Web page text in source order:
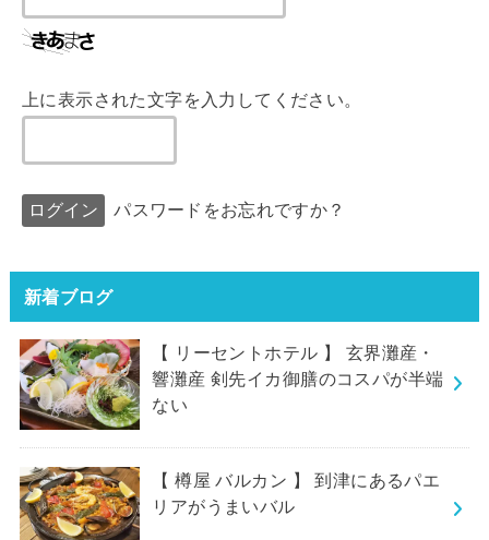
上に表示された文字を入力してください。
パスワードをお忘れですか？
新着ブログ
【 リーセントホテル 】 玄界灘産・
響灘産 剣先イカ御膳のコスパが半端
ない
【 樽屋 バルカン 】 到津にあるパエ
リアがうまいバル